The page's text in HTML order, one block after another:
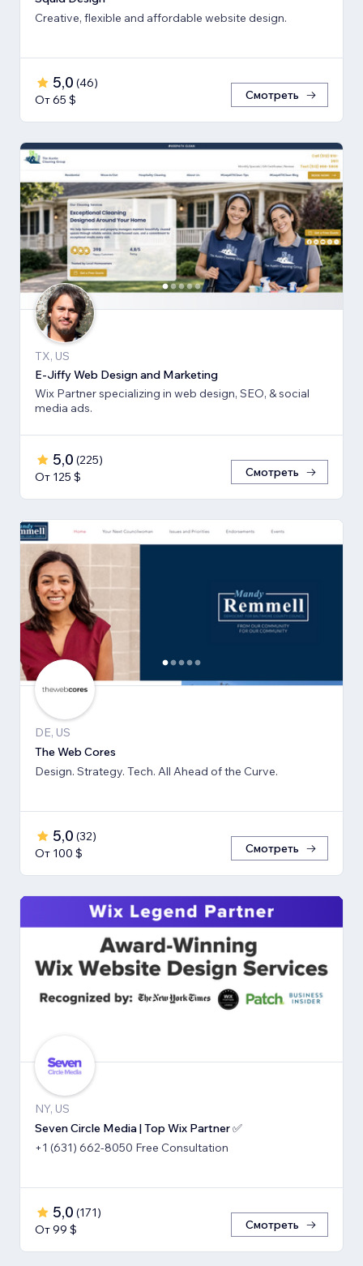
Creative, flexible and affordable website design.
5,0 (46)
От 65 $
Смотреть
TX, US
E-Jiffy Web Design and Marketing
Wix Partner specializing in web design, SEO, & social
media ads.
5,0 (225)
От 125 $
Смотреть
DE, US
The Web Cores
Design. Strategy. Tech. All Ahead of the Curve.
5,0 (32)
От 100 $
Смотреть
NY, US
Seven Circle Media | Top Wix Partner ✅
+1 (631) 662-8050 Free Consultation
5,0 (171)
От 99 $
Смотреть